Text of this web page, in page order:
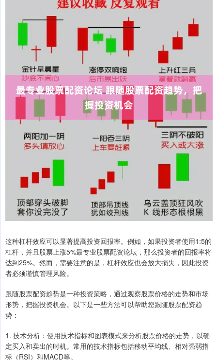
这种杠杆效应可以显著提高投资回报率。例如，如果投资者使用1:5的
杠杆，并且股票上涨5%最专业股票配资论坛，那么投资者的回报率将
达到25%。然而，需要注意的是，杠杆效应也会放大损失，因此投资
者必须谨慎管理风险。
跟随股票配资趋势是一种投资策略，通过观察股票价格的走势和市场
形势，把握投资机会。以下是一些方法可以帮助您跟随股票配资趋
势：
1. 技术分析：使用技术指标和图表模式来分析股票价格的走势，以确
定买入和卖出的时机。常用的技术指标包括移动平均线、相对强弱指
标（RSI）和MACD等。